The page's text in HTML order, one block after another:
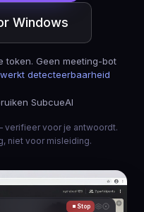
Windows
token. Geen meeting-bot
detecteerbaarheid
SubcueAI
verifieer voor je antwoordt.
niet voor misleiding.
Stop